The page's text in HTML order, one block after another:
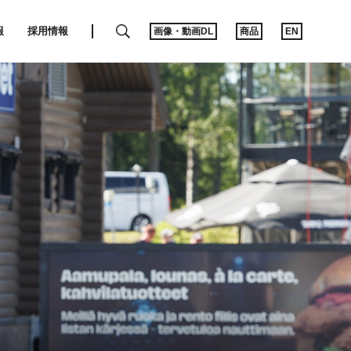
採用情報 SEARCH画像・動画DL 商品 EN